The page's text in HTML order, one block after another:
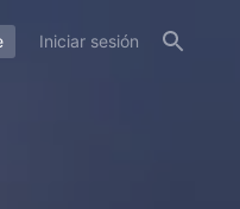
Iniciar sesión